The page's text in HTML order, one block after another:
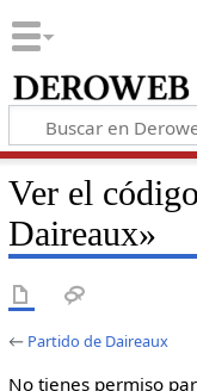
Ver el
Daireaux»
← Partido de Daireaux
No tienes permiso